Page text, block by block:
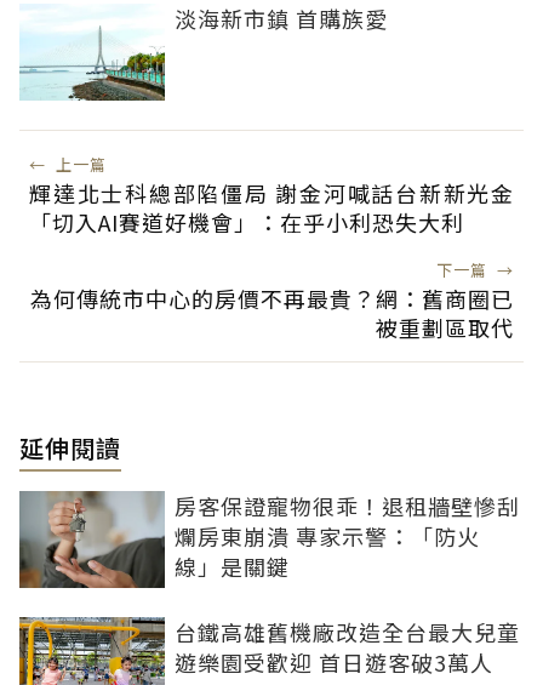
淡海新市鎮 首購族愛
← 上一篇
輝達北士科總部陷僵局 謝金河喊話台新新光金
「切入AI賽道好機會」：在乎小利恐失大利
下一篇 →
為何傳統市中心的房價不再最貴？網：舊商圈已
被重劃區取代
延伸閱讀
房客保證寵物很乖！退租牆壁慘刮
爛房東崩潰 專家示警：「防火
線」是關鍵
台鐵高雄舊機廠改造全台最大兒童
遊樂園受歡迎 首日遊客破3萬人